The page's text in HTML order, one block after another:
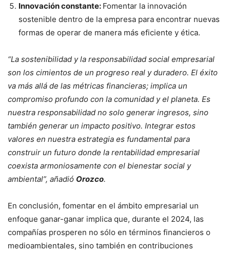
Innovación constante: Fomentar la innovación
sostenible dentro de la empresa para encontrar nuevas
formas de operar de manera más eficiente y ética.
“La sostenibilidad y la responsabilidad social empresarial
son los cimientos de un progreso real y duradero. El éxito
va más allá de las métricas financieras; implica un
compromiso profundo con la comunidad y el planeta. Es
nuestra responsabilidad no solo generar ingresos, sino
también generar un impacto positivo. Integrar estos
valores en nuestra estrategia es fundamental para
construir un futuro donde la rentabilidad empresarial
coexista armoniosamente con el bienestar social y
ambiental”, añadió Orozco.
En conclusión, fomentar en el ámbito empresarial un
enfoque ganar-ganar implica que, durante el 2024, las
compañías prosperen no sólo en términos financieros o
medioambientales, sino también en contribuciones